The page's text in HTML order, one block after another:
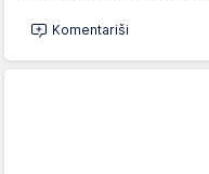
Komentariši